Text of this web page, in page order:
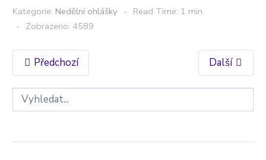
Kategorie: Nedělní ohlášky
Read Time: 1 min
Zobrazeno: 4589
Předchozí Další